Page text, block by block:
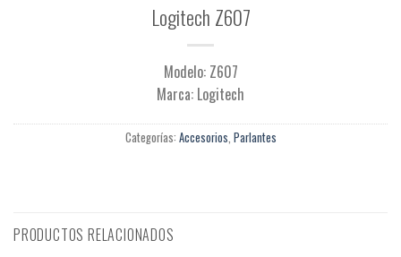
Logitech Z607
Modelo: Z607
Marca: Logitech
Categorías: Accesorios, Parlantes
PRODUCTOS RELACIONADOS